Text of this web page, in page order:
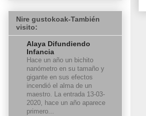
Nire gustokoak-También
visito:
Alaya Difundiendo
Infancia
Hace un año un bichito
nanómetro en su tamaño y
gigante en sus efectos
incendió el alma de un
maestro. La entrada 13-03-
2020, hace un año aparece
primero...